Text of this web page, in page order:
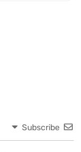
Subscribe